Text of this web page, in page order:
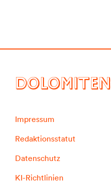
Impressum
Redaktionsstatut
Datenschutz
KI-Richtlinien